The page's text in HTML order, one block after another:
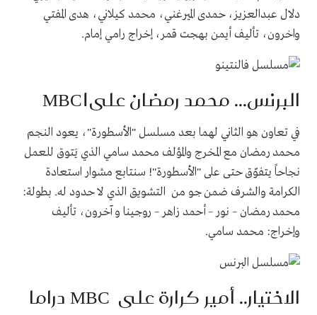
دلال عبدالعزيز، حمدى الميرغني، محمد كيلاني، هدى المفتي
واخرون، تأليف أيمن بهجت قمر، إخراج رامي إمام.
البرنس... محمد رمضان علىMBC1
في تعاون هو الثاني لهما بعد مسلسل "الأسطورة"، يعود النجم
محمد رمضان مع المخرج والمؤلف محمد سامي الذي يَتوق للعمل
نجاحاً يتفوّق حتى على "الأسطورة"! سنتابع مشوار استعادة
الكرامة والشرف ضمن جو من التشويق الذي لا حدود له. بطولة:
محمد رمضان – نور – أحمد زاهر – روجينا و آخرون، تأليف
وإخراج: محمد سامي.
الاختيار.. أمير كرارة علىMBCدراما